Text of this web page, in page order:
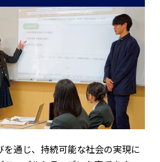
通じ、持続可能な社会の実現に